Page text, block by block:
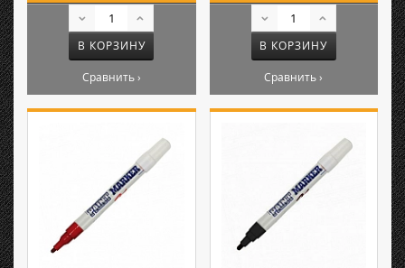
В КОРЗИНУ
Сравнить ›
В КОРЗИНУ
Сравнить ›